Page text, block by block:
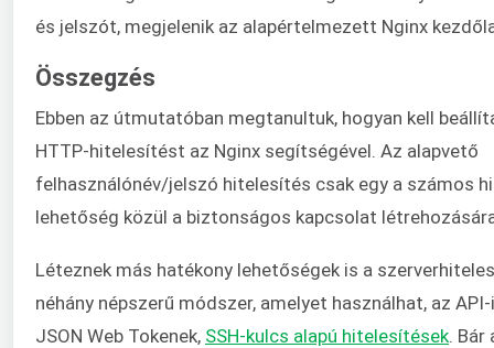
és jelszót, megjelenik az alapértelmezett Nginx
Összegzés
Ebben az útmutatóban megtanultuk, hogyan kell
HTTP-hitelesítést az Nginx segítségével. Az alapvető
felhasználónév/jelszó hitelesítés csak egy a számos
lehetőség közül a biztonságos kapcsolat
Léteznek más hatékony lehetőségek is a
néhány népszerű módszer, amelyet használhat, az
JSON Web Tokenek, SSH-kulcs alapú hitelesítések. Bár